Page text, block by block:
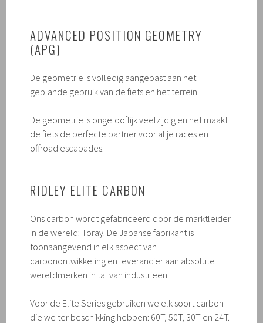
ADVANCED POSITION GEOMETRY
(APG)
De geometrie is volledig aangepast aan het
geplande gebruik van de fiets en het terrein.
De geometrie is ongelooflijk veelzijdig en het maakt
de fiets de perfecte partner voor al je races en
offroad escapades.
RIDLEY ELITE CARBON
Ons carbon wordt gefabriceerd door de marktleider
in de wereld: Toray. De Japanse fabrikant is
toonaangevend in elk aspect van
carbonontwikkeling en leverancier aan absolute
wereldmerken in tal van industrieën.
Voor de Elite Series gebruiken we elk soort carbon
die we ter beschikking hebben: 60T, 50T, 30T en 24T.